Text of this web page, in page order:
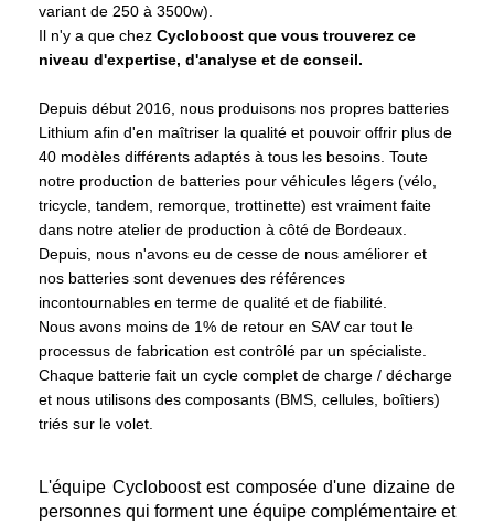
variant de 250 à 3500w).
Il n'y a que chez Cycloboost que vous trouverez ce
niveau d'expertise, d'analyse et de conseil.
Depuis début 2016, nous produisons nos propres batteries
Lithium afin d'en maîtriser la qualité et pouvoir offrir plus de
40 modèles différents adaptés à tous les besoins. Toute
notre production de batteries pour véhicules légers (vélo,
tricycle, tandem, remorque, trottinette) est vraiment faite
dans notre atelier de production à côté de Bordeaux.
Depuis, nous n'avons eu de cesse de nous améliorer et
nos batteries sont devenues des références
incontournables en terme de qualité et de fiabilité.
Nous avons moins de 1% de retour en SAV car tout le
processus de fabrication est contrôlé par un spécialiste.
Chaque batterie fait un cycle complet de charge / décharge
et nous utilisons des composants (BMS, cellules, boîtiers)
triés sur le volet.
L'équipe Cycloboost estcomposée d'une dizaine de
personnes qui forment une équipe complémentaire et